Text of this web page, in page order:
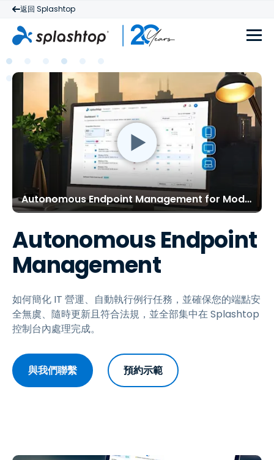
返回 Splashtop
Autonomous Endpoint Management for Modern IT
Autonomous Endpoint
Management
如何簡化 IT 營運、自動執行例行任務，並確保您的端點安
全無虞、隨時更新且符合法規，並全部集中在 Splashtop
控制台內處理完成。
與我們聯繫 預約示範